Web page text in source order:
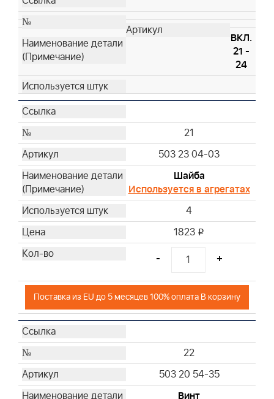
ВКЛ.
21 -
24
21
503 23 04-03
Шайба
Используется в агрегатах
4
1823 i
- +
Поставка из EU до 5 месяцев 100% оплата В корзину
22
503 20 54-35
Винт